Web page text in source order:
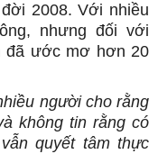
2008. Với nhiều
nhưng đối với
đã ước mơ hơn 20
người cho rằng
không tin rằng có
quyết tâm thực